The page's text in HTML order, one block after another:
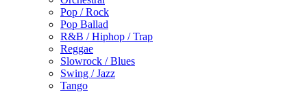
Pop / Rock
Pop Ballad
R&B / Hiphop / Trap
Reggae
Slowrock / Blues
Swing / Jazz
Tango